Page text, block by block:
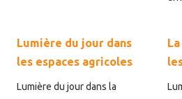
Lumière du jour dans
les espaces agricoles
Lumière du jour dans la